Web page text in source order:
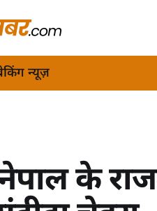
न्यूज़
के